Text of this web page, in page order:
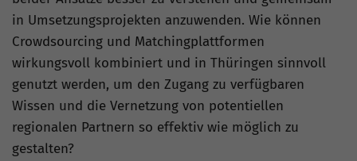
in Umsetzungsprojekten anzuwenden. Wie können
Crowdsourcing und Matchingplattformen
wirkungsvoll kombiniert und in Thüringen sinnvoll
genutzt werden, um den Zugang zu verfügbaren
Wissen und die Vernetzung von potentiellen
regionalen Partnern so effektiv wie möglich zu
gestalten?